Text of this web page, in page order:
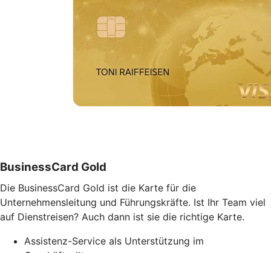
BusinessCard Gold
Die BusinessCard Gold ist die Karte für die
Unternehmensleitung und Führungskräfte. Ist Ihr Team viel
auf Dienstreisen? Auch dann ist sie die richtige Karte.
Assistenz-Service als Unterstützung im